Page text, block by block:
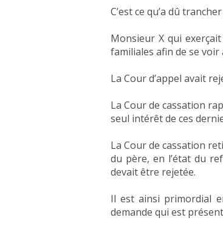
C’est ce qu’a dû
Monsieur X qui
familiales afin de se
La Cour d’appel avait
La Cour de cassation
seul intérêt de ces
La Cour de cassation
du père, en l’état du
devait être rejetée.
Il est ainsi primordial
demande qui est